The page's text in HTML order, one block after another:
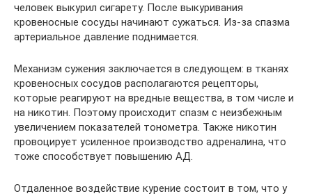
человек выкурил сигарету. После выкуривания
кровеносные сосуды начинают сужаться. Из-за спазма
артериальное давление поднимается.
Механизм сужения заключается в следующем: в тканях
кровеносных сосудов располагаются рецепторы,
которые реагируют на вредные вещества, в том числе и
на никотин. Поэтому происходит спазм с неизбежным
увеличением показателей тонометра. Также никотин
провоцирует усиленное производство адреналина, что
тоже способствует повышению АД.
Отдаленное воздействие курение состоит в том, что у